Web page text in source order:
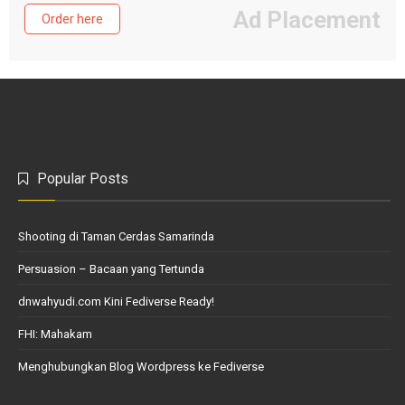
Order here Ad Placement
Popular Posts
Shooting di Taman Cerdas Samarinda
Persuasion – Bacaan yang Tertunda
dnwahyudi.com Kini Fediverse Ready!
FHI: Mahakam
Menghubungkan Blog Wordpress ke Fediverse